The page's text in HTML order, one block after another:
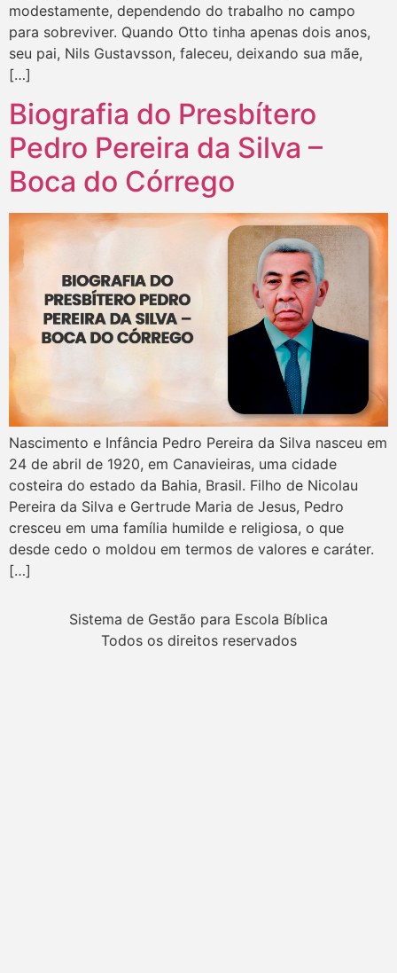
modestamente, dependendo do trabalho no campo
para sobreviver. Quando Otto tinha apenas dois anos,
seu pai, Nils Gustavsson, faleceu, deixando sua mãe,
[…]
Biografia do Presbítero
Pedro Pereira da Silva –
Boca do Córrego
Nascimento e Infância Pedro Pereira da Silva nasceu em
24 de abril de 1920, em Canavieiras, uma cidade
costeira do estado da Bahia, Brasil. Filho de Nicolau
Pereira da Silva e Gertrude Maria de Jesus, Pedro
cresceu em uma família humilde e religiosa, o que
desde cedo o moldou em termos de valores e caráter.
[…]
Sistema de Gestão para Escola Bíblica
Todos os direitos reservados